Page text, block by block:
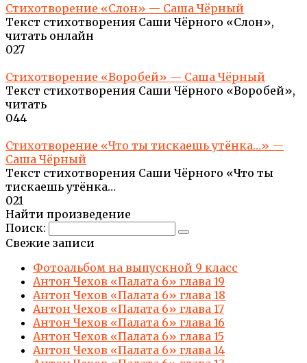
Стихотворение «Слон» — Саша Чёрный
Текст стихотворения Саши Чёрного «Слон»,
читать онлайн
027
Стихотворение «Воробей» — Саша Чёрный
Текст стихотворения Саши Чёрного «Воробей»,
читать
044
Стихотворение «Что ты тискаешь утёнка…» —
Саша Чёрный
Текст стихотворения Саши Чёрного «Что ты
тискаешь утёнка…
021
Найти произведение
Поиск:
Свежие записи
Фотоальбом на выпускной 9 класс
Антон Чехов «Палата 6» глава 19
Антон Чехов «Палата 6» глава 18
Антон Чехов «Палата 6» глава 17
Антон Чехов «Палата 6» глава 16
Антон Чехов «Палата 6» глава 15
Антон Чехов «Палата 6» глава 14